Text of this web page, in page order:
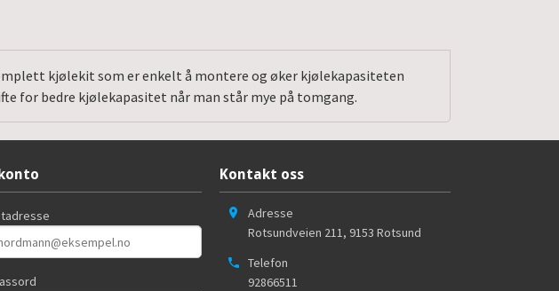
kjølekit som er enkelt å montere og øker kjølekapasiteten
for bedre kjølekapasitet når man står mye på tomgang.
Kontakt oss
Adresse
Rotsundveien 211, 9153 Rotsund
Telefon
92866511